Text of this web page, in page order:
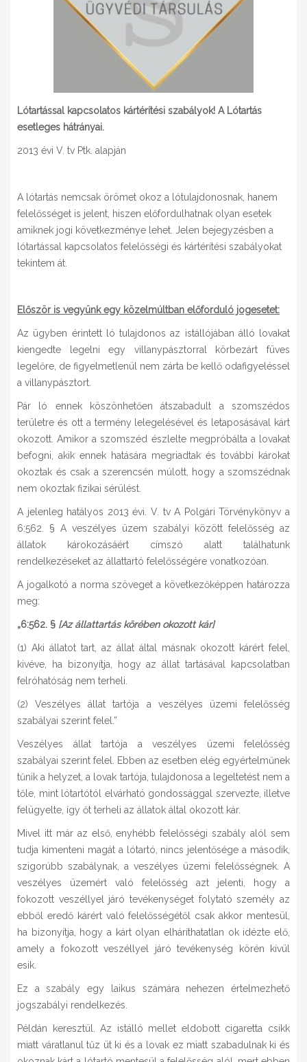
Lótartással kapcsolatos kártérítési szabályok! A Lótartás
esetleges hátrányai.
2013 évi V. tv Ptk. alapján
A lótartás nemcsak örömet okoz a lótulajdonosnak, hanem
felelősséget is jelent, hiszen előfordulhatnak olyan esetek
amiknek jogi következménye lehet. Jelen bejegyzésben a
lótartással kapcsolatos felelősségi és kártérítési szabályokat
tekintem át.
Először is vegyünk egy közelmúltban előforduló jogesetet:
Az ügyben érintett ló tulajdonos az istállójában álló lovakat
kiengedte legelni egy villanypásztorral körbezárt füves
legelőre, de figyelmetlenül nem zárta be kellő odafigyeléssel
a villanypásztort.
Pár ló ennek köszönhetően átszabadult a szomszédos
területre és ott a termény lelegelésével és letaposásával kárt
okozott. Amikor a szomszéd észlelte megpróbálta a lovakat
befogni, akik ennek hatására megriadtak és további károkat
okoztak és csak a szerencsén múlott, hogy a szomszédnak
nem okoztak fizikai sérülést.
A jelenleg hatályos 2013 évi. V. tv A Polgári Törvénykönyv a
6:562. § A veszélyes üzem szabályi között felelősség az
állatok károkozásáért címszó alatt találhatunk
rendelkezéseket az állattartó felelősségére vonatkozóan.
A jogalkotó a norma szöveget a következőképpen határozza
meg:
„6:562. § [Az állattartás körében okozott kár]
(1) Aki állatot tart, az állat által másnak okozott kárért felel,
kivéve, ha bizonyítja, hogy az állat tartásával kapcsolatban
felróhatóság nem terheli.
(2) Veszélyes állat tartója a veszélyes üzemi felelősség
szabályai szerint felel.”
Veszélyes állat tartója a veszélyes üzemi felelősség
szabályai szerint felel. Ebben az esetben elég egyértelműnek
tűnik a helyzet, a lovak tartója, tulajdonosa a legeltetést nem a
tőle, mint lótartótól elvárható gondossággal szervezte, illetve
felügyelte, így őt terheli az állatok által okozott kár.
Mivel itt már az első, enyhébb felelősségi szabály alól sem
tudja kimenteni magát a lótartó, nincs jelentősége a második,
szigorúbb szabálynak, a veszélyes üzemi felelősségnek. A
veszélyes üzemért való felelősség azt jelenti, hogy a
fokozott veszéllyel járó tevékenységet folytató személy az
ebből eredő kárért való felelősségétől csak akkor mentesül,
ha bizonyítja, hogy a kárt olyan elháríthatatlan ok idézte elő,
amely a fokozott veszéllyel járó tevékenység körén kívül
esik.
Ez a szabály egy laikus számára nehezen értelmezhető
jogszabályi rendelkezés.
Példán keresztül. Az istálló mellet eldobott cigaretta csikk
miatt váratlanul tűz üt ki és a lovak ez miatt szabadulnak ki és